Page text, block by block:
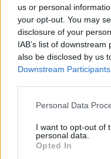
us or personal
your opt-out. You may
disclosure of your
IAB’s list of
also be disclosed by us
Downstream Participants
Please note that this
not limited to your visit
grant or deny consent
use your data for below
Personal Data
I want to opt-out of
personal data.
Opted In